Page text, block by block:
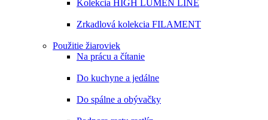
Kolekcia HIGH LUMEN LINE
Zrkadlová kolekcia FILAMENT
Použitie žiaroviek
Na prácu a čítanie
Do kuchyne a jedálne
Do spálne a obývačky